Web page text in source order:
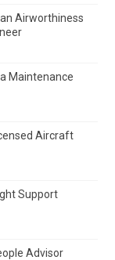
Airworthiness
Maintenance
Aircraft
Support
Advisor